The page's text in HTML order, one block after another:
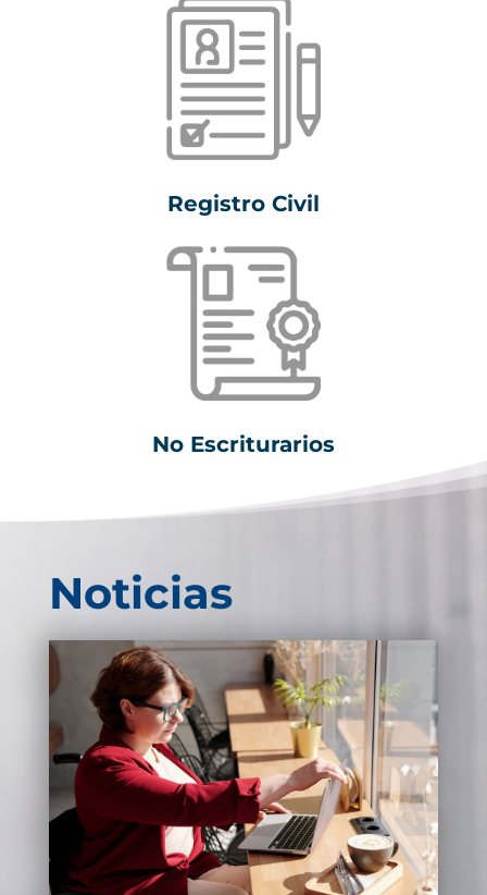
Registro Civil
No Escriturarios
Noticias